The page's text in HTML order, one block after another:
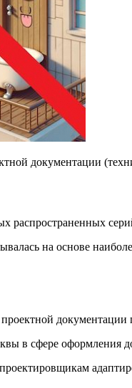
документации
распространенных
на основе
в сфере оформления